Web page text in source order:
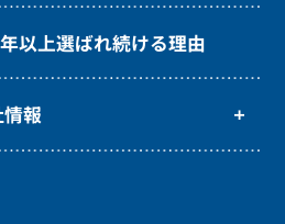
以上選ばれ続ける理由
報